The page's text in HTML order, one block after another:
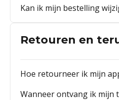
Kan ik mijn bestelling
Retouren en
Hoe retourneer ik mijn
Wanneer ontvang ik mijn